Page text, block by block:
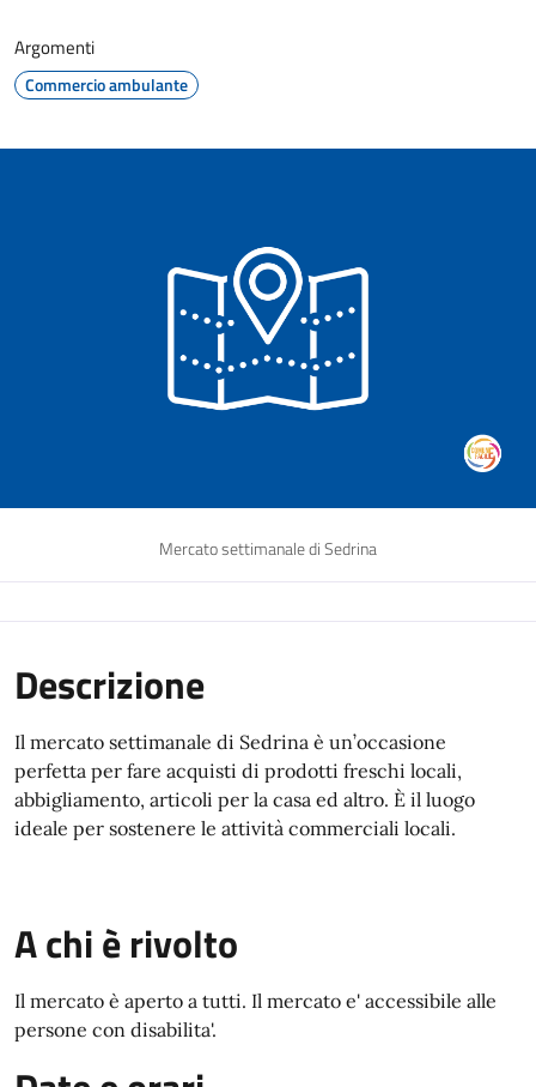
Argomenti
Commercio ambulante
Mercato settimanale di Sedrina
Descrizione
Il mercato settimanale di Sedrina è un’occasione
perfetta per fare acquisti di prodotti freschi locali,
abbigliamento, articoli per la casa ed altro. È il luogo
ideale per sostenere le attività commerciali locali.
A chi è rivolto
Il mercato è aperto a tutti. Il mercato e' accessibile alle
persone con disabilita'.